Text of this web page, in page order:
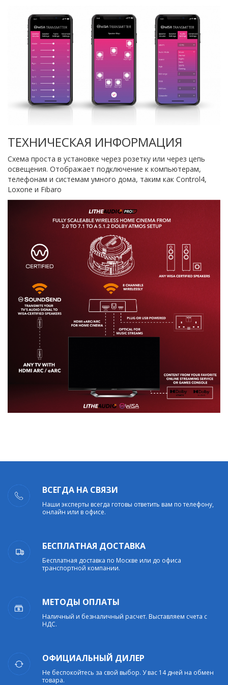
ТЕХНИЧЕСКАЯ ИНФОРМАЦИЯ
Схема проста в установке через розетку или через цепь
освещения. Отображает подключение к компьютерам,
телефонам и системам умного дома, таким как Control4,
Loxone и Fibaro
ВСЕГДА НА СВЯЗИ
Наши эксперты всегда готовы ответить вам по телефону,
онлайн или в офисе.
БЕСПЛАТНАЯ ДОСТАВКА
Бесплатная доставка по Москве или до офиса
транспортной компании.
МЕТОДЫ ОПЛАТЫ
Наличный и безналичный расчет. Выставляем счета с
НДС.
ОФИЦИАЛЬНЫЙ ДИЛЕР
Не беспокойтесь за свой выбор. У вас 14 дней на обмен
товара.